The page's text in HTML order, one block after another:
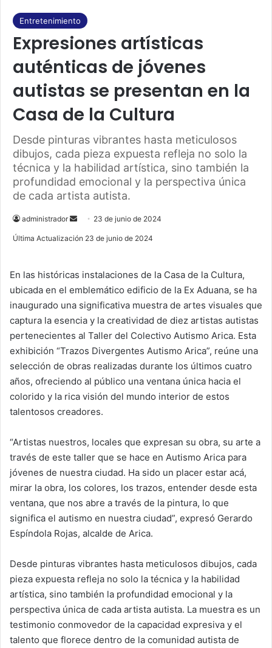
Entretenimiento
Expresiones artísticas
auténticas de jóvenes
autistas se presentan en la
Casa de la Cultura
Desde pinturas vibrantes hasta meticulosos
dibujos, cada pieza expuesta refleja no solo la
técnica y la habilidad artística, sino también la
profundidad emocional y la perspectiva única
de cada artista autista.
administrador
e
a
n
e
m
a
i
l
23 de junio de 2024
Última Actualización 23 de junio de 2024
En las históricas instalaciones de la Casa de la Cultura,
ubicada en el emblemático edificio de la Ex Aduana, se ha
inaugurado una significativa muestra de artes visuales que
captura la esencia y la creatividad de diez artistas autistas
pertenecientes al Taller del Colectivo Autismo Arica. Esta
exhibición “Trazos Divergentes Autismo Arica”, reúne una
selección de obras realizadas durante los últimos cuatro
años, ofreciendo al público una ventana única hacia el
colorido y la rica visión del mundo interior de estos
talentosos creadores.
“Artistas nuestros, locales que expresan su obra, su arte a
través de este taller que se hace en Autismo Arica para
jóvenes de nuestra ciudad. Ha sido un placer estar acá,
mirar la obra, los colores, los trazos, entender desde esta
ventana, que nos abre a través de la pintura, lo que
significa el autismo en nuestra ciudad”, expresó Gerardo
Espíndola Rojas, alcalde de Arica.
Desde pinturas vibrantes hasta meticulosos dibujos, cada
pieza expuesta refleja no solo la técnica y la habilidad
artística, sino también la profundidad emocional y la
perspectiva única de cada artista autista. La muestra es un
testimonio conmovedor de la capacidad expresiva y el
talento que florece dentro de la comunidad autista de
b
o
o
k
u
b
e